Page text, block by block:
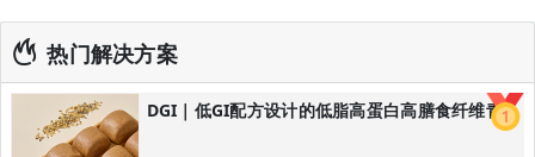
热门解决方案
DGI｜低GI配方设计的低脂高蛋白高膳食纤维青稞黑全麦馒头/低GI主食解决方案